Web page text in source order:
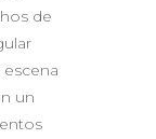
de
un